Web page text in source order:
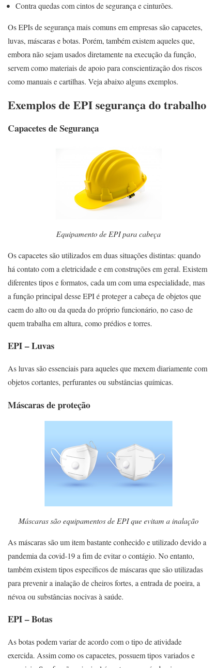
Contra quedas com cintos de segurança e cinturões.
Os EPIs de segurança mais comuns em empresas são capacetes,
luvas, máscaras e botas. Porém, também existem aqueles que,
embora não sejam usados diretamente na execução da função,
servem como materiais de apoio para conscientização dos riscos
como manuais e cartilhas. Veja abaixo alguns exemplos.
Exemplos de EPI segurança do trabalho
Capacetes de Segurança
Equipamento de EPI para cabeça
Os capacetes são utilizados em duas situações distintas: quando
há contato com a eletricidade e em construções em geral. Existem
diferentes tipos e formatos, cada um com uma especialidade, mas
a função principal desse EPI é proteger a cabeça de objetos que
caem do alto ou da queda do próprio funcionário, no caso de
quem trabalha em altura, como prédios e torres.
EPI – Luvas
As luvas são essenciais para aqueles que mexem diariamente com
objetos cortantes, perfurantes ou substâncias químicas.
Máscaras de proteção
Máscaras são equipamentos de EPI que evitam a inalação
As máscaras são um item bastante conhecido e utilizado devido a
pandemia da covid-19 a fim de evitar o contágio. No entanto,
também existem tipos específicos de máscaras que são utilizadas
para prevenir a inalação de cheiros fortes, a entrada de poeira, a
névoa ou substâncias nocivas à saúde.
EPI – Botas
As botas podem variar de acordo com o tipo de atividade
exercida. Assim como os capacetes, possuem tipos variados e